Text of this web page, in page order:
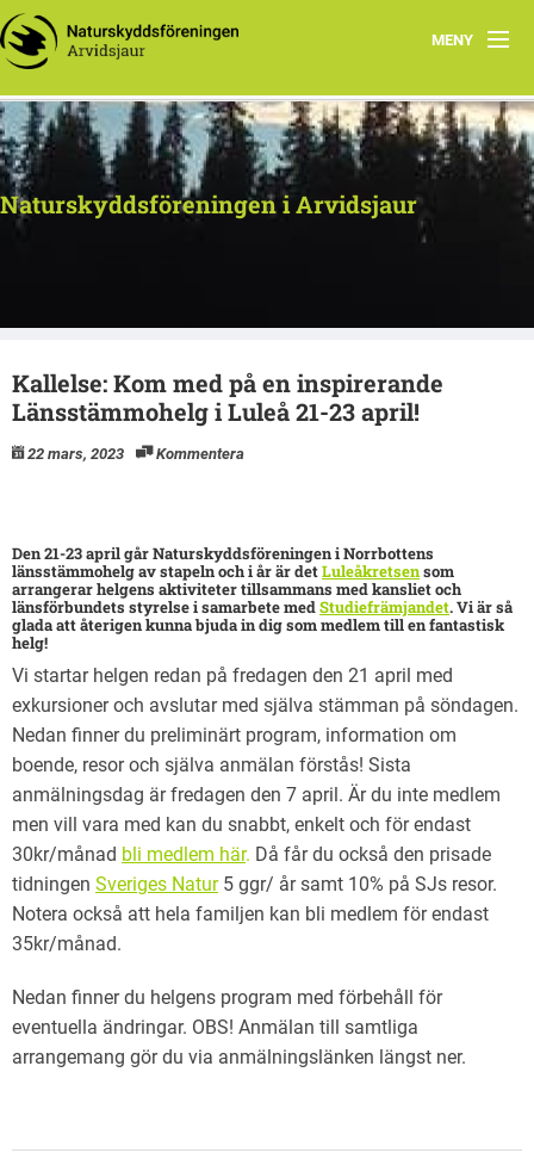
MENY
Naturskyddsföreningen i Arvidsjaur
Kallelse: Kom med på en inspirerande
Länsstämmohelg i Luleå 21-23 april!
22 mars, 2023 Kommentera
Den 21-23 april går Naturskyddsföreningen i Norrbottens
länsstämmohelg av stapeln och i år är detLuleåkretsensom
arrangerar helgens aktiviteter tillsammans med kansliet och
länsförbundets styrelse i samarbete medStudiefrämjandet. Vi är så
glada att återigen kunna bjuda in dig som medlem till en fantastisk
helg!
Vi startar helgen redan på fredagen den 21 april med
exkursioner och avslutar med själva stämman på söndagen.
Nedan finner du preliminärt program, information om
boende, resor och själva anmälan förstås! Sista
anmälningsdag är fredagen den 7 april. Är du inte medlem
men vill vara med kan du snabbt, enkelt och för endast
30kr/månad bli medlem här. Då får du också den prisade
tidningen Sveriges Natur 5 ggr/ år samt 10% på SJs resor.
Notera också att hela familjen kan bli medlem för endast
35kr/månad.
Nedan finner du helgens program med förbehåll för
eventuella ändringar. OBS! Anmälan till samtliga
arrangemang gör du via anmälningslänken längst ner.